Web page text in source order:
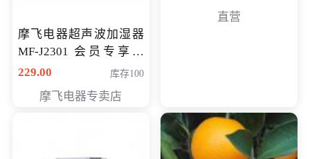
摩飞电器超声波加湿器
MF-J2301 会员专享价
168元
229.00 库存100
摩飞电器专卖店
直营